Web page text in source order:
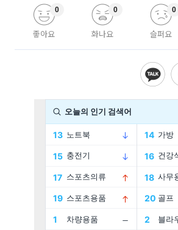
좋아요
0
화나요
0
슬퍼요
0